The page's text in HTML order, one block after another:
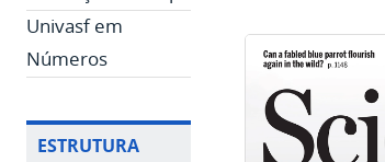
Univasf em
Números
ESTRUTURA